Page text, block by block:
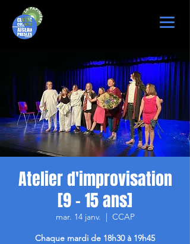
Atelier d'improvisation
[9 - 15 ans]
mar. 14 janv.
  |
CCAP
Chaque mardi de 18h30 à 19h45